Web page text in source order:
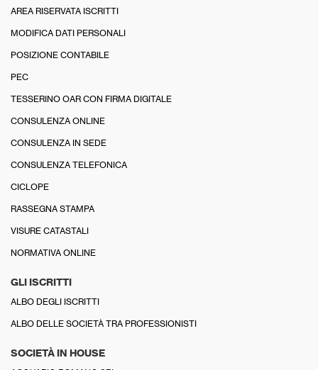
AREA RISERVATA ISCRITTI
MODIFICA DATI PERSONALI
POSIZIONE CONTABILE
PEC
TESSERINO OAR CON FIRMA DIGITALE
CONSULENZA ONLINE
CONSULENZA IN SEDE
CONSULENZA TELEFONICA
CICLOPE
RASSEGNA STAMPA
VISURE CATASTALI
NORMATIVA ONLINE
GLI ISCRITTI
ALBO DEGLI ISCRITTI
ALBO DELLE SOCIETÀ TRA PROFESSIONISTI
SOCIETÀ IN HOUSE